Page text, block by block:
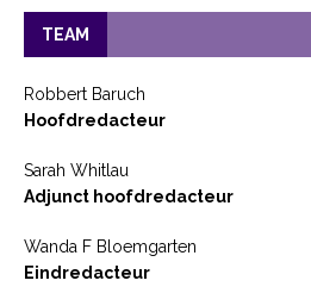
TEAM
Robbert Baruch
Hoofdredacteur
Sarah Whitlau
Adjunct hoofdredacteur
Wanda F Bloemgarten
Eindredacteur